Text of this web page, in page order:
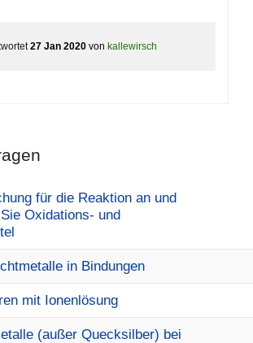
27 Jan 2020 von kallewirsch
für die Reaktion an und
Oxidations- und
in Bindungen
mit Ionenlösung
(außer Quecksilber) bei